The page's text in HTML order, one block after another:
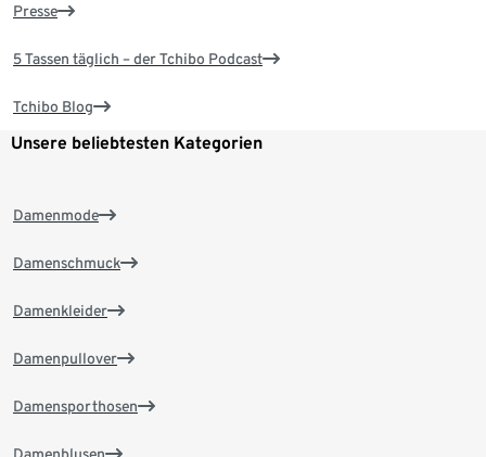
Presse
5 Tassen täglich – der Tchibo Podcast
Tchibo Blog
Unsere beliebtesten Kategorien
Damenmode
Damenschmuck
Damenkleider
Damenpullover
Damensporthosen